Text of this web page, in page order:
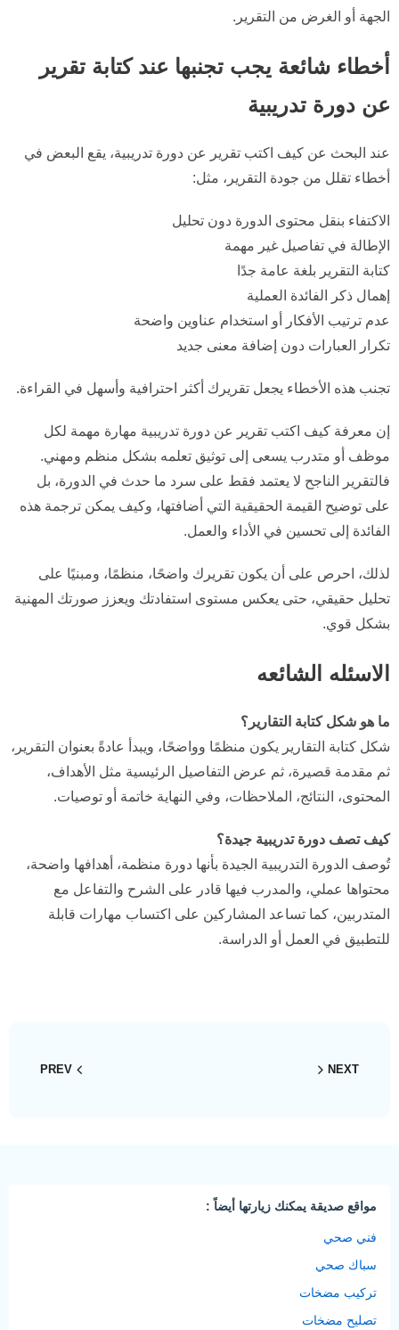
الجهة أو الغرض من التقرير.
أخطاء شائعة يجب تجنبها عند كتابة تقرير
عن دورة تدريبية
عند البحث عن كيف اكتب تقرير عن دورة تدريبية، يقع البعض في
أخطاء تقلل من جودة التقرير، مثل:
الاكتفاء بنقل محتوى الدورة دون تحليل
الإطالة في تفاصيل غير مهمة
كتابة التقرير بلغة عامة جدًا
إهمال ذكر الفائدة العملية
عدم ترتيب الأفكار أو استخدام عناوين واضحة
تكرار العبارات دون إضافة معنى جديد
تجنب هذه الأخطاء يجعل تقريرك أكثر احترافية وأسهل في القراءة.
إن معرفة كيف اكتب تقرير عن دورة تدريبية مهارة مهمة لكل
موظف أو متدرب يسعى إلى توثيق تعلمه بشكل منظم ومهني.
فالتقرير الناجح لا يعتمد فقط على سرد ما حدث في الدورة، بل
على توضيح القيمة الحقيقية التي أضافتها، وكيف يمكن ترجمة هذه
الفائدة إلى تحسين في الأداء والعمل.
لذلك، احرص على أن يكون تقريرك واضحًا، منظمًا، ومبنيًا على
تحليل حقيقي، حتى يعكس مستوى استفادتك ويعزز صورتك المهنية
بشكل قوي.
الاسئله الشائعه
ما هو شكل كتابة التقارير؟
شكل كتابة التقارير يكون منظمًا وواضحًا، ويبدأ عادةً بعنوان التقرير،
ثم مقدمة قصيرة، ثم عرض التفاصيل الرئيسية مثل الأهداف،
المحتوى، النتائج، الملاحظات، وفي النهاية خاتمة أو توصيات.
كيف تصف دورة تدريبية جيدة؟
تُوصف الدورة التدريبية الجيدة بأنها دورة منظمة، أهدافها واضحة،
محتواها عملي، والمدرب فيها قادر على الشرح والتفاعل مع
المتدربين، كما تساعد المشاركين على اكتساب مهارات قابلة
للتطبيق في العمل أو الدراسة.
PREV NEXT
مواقع صديقة يمكنك زيارتها أيضاً :
فني صحي
سباك صحي
تركيب مضخات
تصليح مضخات